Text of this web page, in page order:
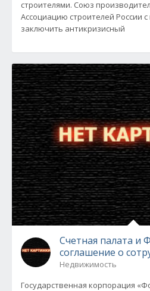
строителями. Союз
Ассоциацию строителей России
заключить антикризисный
Счетная палата и
соглашение о
Недвижимость
Государственная корпорация